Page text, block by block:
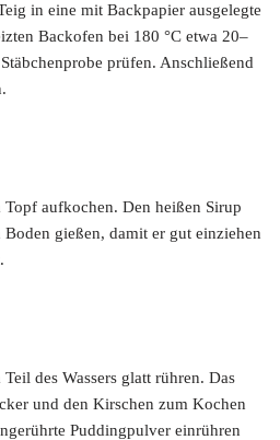
in eine mit Backpapier ausgelegte
Backofen bei 180 °C etwa 20–
prüfen. Anschließend
aufkochen. Den heißen Sirup
gießen, damit er gut einziehen
des Wassers glatt rühren. Das
und den Kirschen zum Kochen
Puddingpulver einrühren